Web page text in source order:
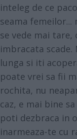
inteleg de ce
seama femeilor...
se vede mai
imbracata scade.
lunga si iti
poate vrei sa fii
rochita, nu
caz, e mai bine
poti dezbraca in
inarmeaza-te cu